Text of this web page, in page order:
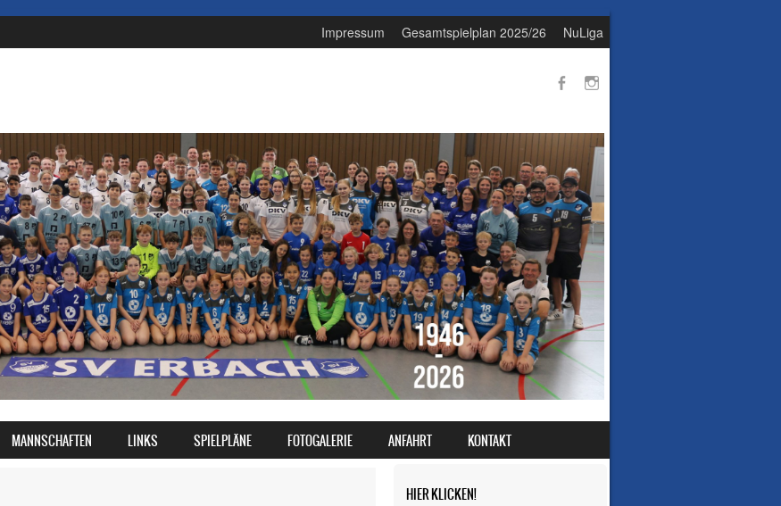
Impressum Gesamtspielplan 2025/26 NuLiga
MANNSCHAFTEN LINKS SPIELPLÄNE FOTOGALERIE ANFAHRT KONTAKT
HIER KLICKEN!